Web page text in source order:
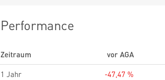
Performance
Zeitraum vor AGA
1 Jahr
-47,47 %